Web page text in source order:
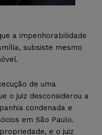
a impenhorabilidade
subsiste mesmo
de uma
o juiz desconsiderou a
condenada e
em São Paulo.
e o juiz